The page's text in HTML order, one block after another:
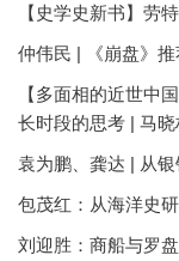
【史学史新书】劳
仲伟民 | 《崩盘》
【多面相的近世中
长时段的思考 | 马晓
袁为鹏、龚达 | 从
包茂红：从海洋史
刘迎胜：商船与罗